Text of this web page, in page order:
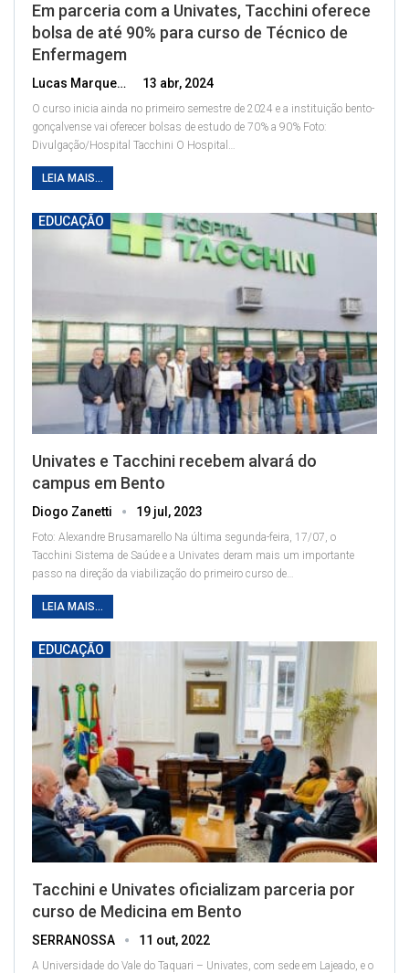
Em parceria com a Univates, Tacchini oferece
bolsa de até 90% para curso de Técnico de
Enfermagem
Lucas Marques 13 abr, 2024
O curso inicia ainda no primeiro semestre de 2024 e a instituição bento-
gonçalvense vai oferecer bolsas de estudo de 70% a 90% Foto:
Divulgação/Hospital Tacchini O Hospital …
LEIA MAIS...
EDUCAÇÃO
Univates e Tacchini recebem alvará do
campus em Bento
Diogo Zanetti 19 jul, 2023
Foto: Alexandre Brusamarello Na última segunda-feira, 17/07, o
Tacchini Sistema de Saúde e a Univates deram mais um importante
passo na direção da viabilização do primeiro curso de…
LEIA MAIS...
EDUCAÇÃO
Tacchini e Univates oficializam parceria por
curso de Medicina em Bento
SERRANOSSA 11 out, 2022
A Universidade do Vale do Taquari – Univates, com sede em Lajeado, e o